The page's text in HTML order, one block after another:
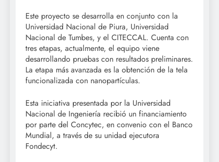
Este proyecto se desarrolla en conjunto con la
Universidad Nacional de Piura, Universidad
Nacional de Tumbes, y el CITECCAL. Cuenta con
tres etapas, actualmente, el equipo viene
desarrollando pruebas con resultados preliminares.
La etapa más avanzada es la obtención de la tela
funcionalizada con nanopartículas.
Esta iniciativa presentada por la Universidad
Nacional de Ingeniería recibió un financiamiento
por parte del Concytec, en convenio con el Banco
Mundial, a través de su unidad ejecutora
Fondecyt.